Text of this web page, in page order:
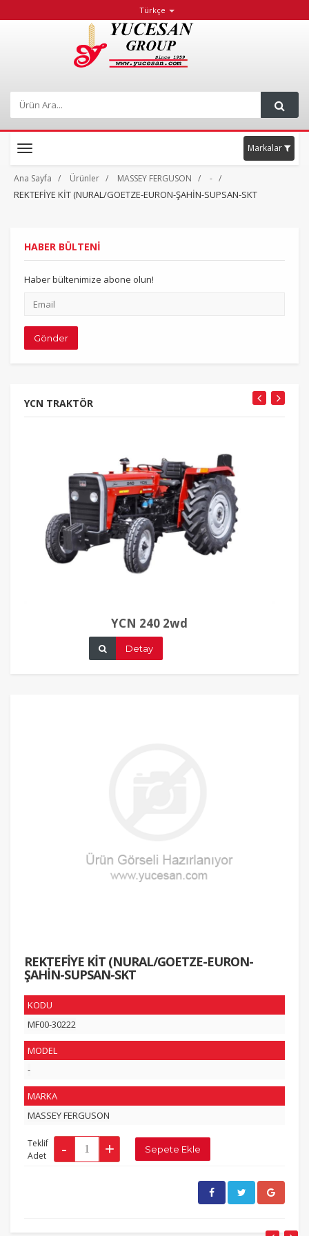
Türkçe
Toggle
Markalar
Ana Sayfa Ürünler MASSEY FERGUSON -
REKTEFİYE KİT (NURAL/GOETZE-EURON-ŞAHİN-SUPSAN-SKT
HABER BÜLTENİ
Haber bültenimize abone olun!
adresiniz
Gönder
YCN TRAKTÖR
YCN 240 2wd
Detay
REKTEFİYE KİT (NURAL/GOETZE-EURON-
ŞAHİN-SUPSAN-SKT
KODU
MF00-30222
MODEL
-
MARKA
MASSEY FERGUSON
Teklif
Adet